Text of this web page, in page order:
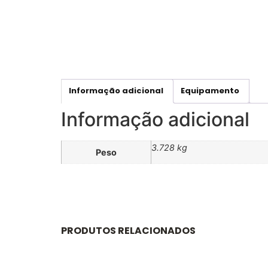
Informação adicional Equipamento
Informação adicional
Peso 3.728 kg
PRODUTOS RELACIONADOS